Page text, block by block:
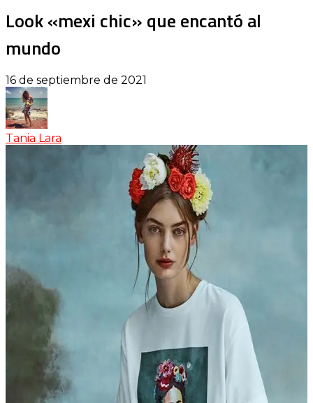
Look «mexi chic» que encantó al
mundo
16 de septiembre de 2021
Tania Lara